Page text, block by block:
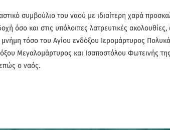
συμβούλιο του ναού με ιδιαίτερη χαρά
όσο και στις υπόλοιπες λατρευτικές ακολουθίες,
τόσο του Αγίου ενδόξου Ιερομάρτυρος
Μεγαλομάρτυρος και Ισαποστόλου Φωτεινής
ο ναός.